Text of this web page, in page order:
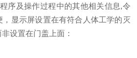
序及操作过程中的其他相关信息,令
显示屏设置在有符合人体工学的灭
设置在门盖上面：